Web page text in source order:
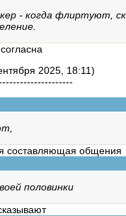
- когда флиртуют,
2025, 18:11)
составляющая общения
половинки